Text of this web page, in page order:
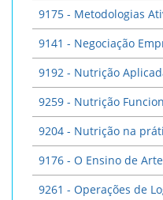
9175 - Metodologias
9141 - Negociação
9192 - Nutrição
9259 - Nutrição
9204 - Nutrição na
9176 - O Ensino de Arte
9261 - Operações de